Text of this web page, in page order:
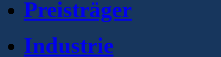
Preisträger
Industrie